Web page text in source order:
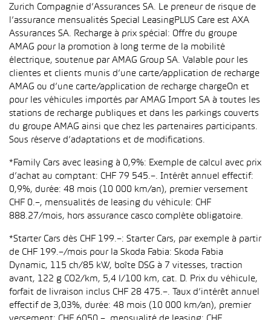
Zurich Compagnie d’Assurances SA. Le preneur de risque de
l’assurance mensualités Special LeasingPLUS Care est AXA
Assurances SA. Recharge à prix spécial: Offre du groupe
AMAG pour la promotion à long terme de la mobilité
électrique, soutenue par AMAG Group SA. Valable pour les
clientes et clients munis d’une carte/application de recharge
AMAG ou d’une carte/application de recharge chargeOn et
pour les véhicules importés par AMAG Import SA à toutes les
stations de recharge publiques et dans les parkings couverts
du groupe AMAG ainsi que chez les partenaires participants.
Sous réserve d’adaptations et de modifications.
*Family Cars avec leasing à 0,9%: Exemple de calcul avec prix
d’achat au comptant: CHF 79 545.–. Intérêt annuel effectif:
0,9%, durée: 48 mois (10 000 km/an), premier versement
CHF 0.–, mensualités de leasing du véhicule: CHF
888.27/mois, hors assurance casco complète obligatoire.
*Starter Cars dès CHF 199.–: Starter Cars, par exemple à partir
de CHF 199.–/mois pour la Skoda Fabia: Skoda Fabia
Dynamic, 115 ch/85 kW, boîte DSG à 7 vitesses, traction
avant, 122 g CO2/km, 5,4 l/100 km, cat. D. Prix du véhicule,
forfait de livraison inclus CHF 28 475.–. Taux d’intérêt annuel
effectif de 3,03%, durée: 48 mois (10 000 km/an), premier